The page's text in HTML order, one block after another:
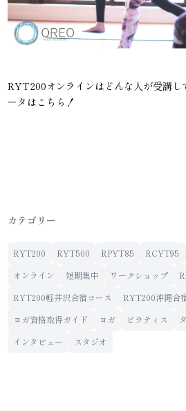
RYT200オンラインはどんな人が受講し
ータはこちら！
カテゴリー
RYT200 RYT500 RPYT85 RCYT95
オンライン
短期集中 ワークショップ
RYT200軽井沢合宿コース
RYT200沖縄合
ヨガ資格取得ガイド
ヨガ ピラティス
インタビュー
スタジオ